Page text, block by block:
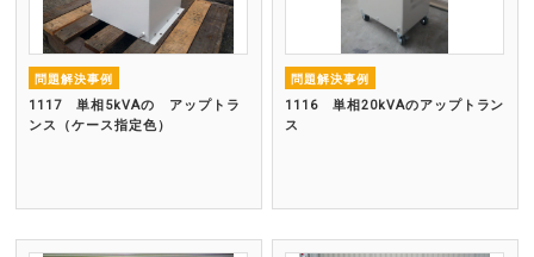
問題解決事例
1117 単相5kVAの アップトラ
ンス（ケース指定色）
問題解決事例
1116 単相20kVAのアップトラン
ス